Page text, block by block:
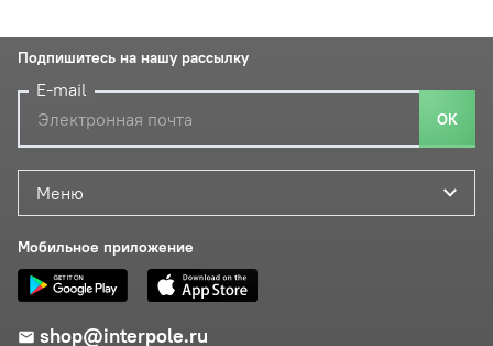
Меню
Мобильное приложение
shop@interpole.ru
Подпишитесь на нашу рассылку
E-mail
ОК